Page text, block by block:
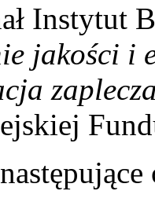
Instytut
jakości i